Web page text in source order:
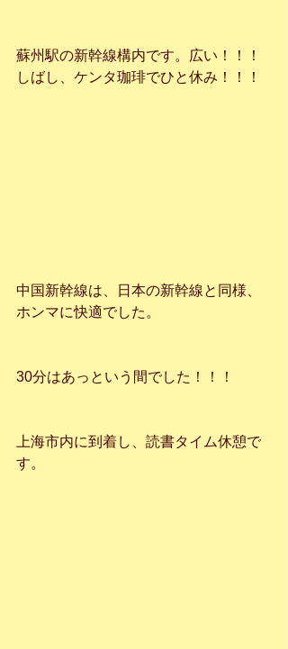
蘇州駅の新幹線構内です。広い！！！
しばし、ケンタ珈琲でひと休み！！！
中国新幹線は、日本の新幹線と同様、
ホンマに快適でした。
30分はあっという間でした！！！
上海市内に到着し、読書タイム休憩で
す。